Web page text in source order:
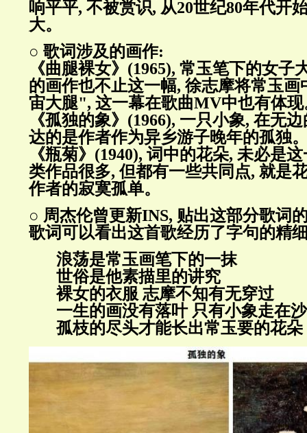
响平平, 不被赏识, 从20世纪80年代开
大。
○ 歌词涉及的画作:
《曲腿裸女》(1965), 常玉笔下的女子
的画作也不止这一幅, 徐志摩将常玉
宙大腿", 这一幕在歌曲MV中也有体现
《孤独的象》(1966), 一只小象, 在无
达的是作者作为异乡游子晚年的孤独
《瓶菊》(1940), 词中的花朵, 未必是
类作品很多, 但都有一些共同点, 就是
作者的寂寞孤单。
○ 周杰伦曾更新INS, 贴出这部分歌词
歌词可以看出这首歌经历了字句的精
浪荡是常玉画笔下的一抹
世俗是他素描里的讲究
裸女的衣服 志摩不知有无穿过
一生的画没有落叶 只有小象走在
孤枝的尽头才能长出常玉要的花朵